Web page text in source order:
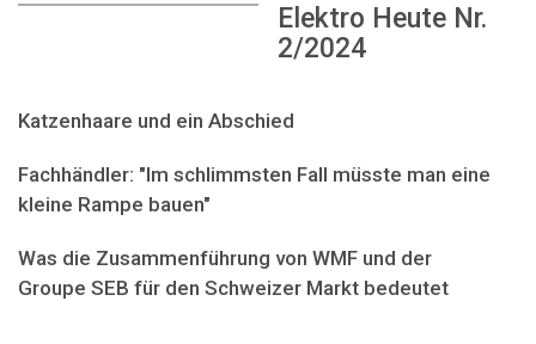
Elektro Heute Nr.
2/2024
Katzenhaare und ein Abschied
Fachhändler: "Im schlimmsten Fall müsste man eine
kleine Rampe bauen"
Was die Zusammenführung von WMF und der
Groupe SEB für den Schweizer Markt bedeutet